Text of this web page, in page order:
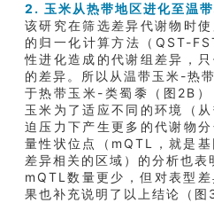
2. 玉米从热带地区进化至温
该研究在筛选差异代谢物时
的归一化计算方法（QST-
性进化造成的代谢组差异，
的差异。所以从温带玉米-热
于热带玉米-类蜀黍（图2B）
玉米为了适应不同的环境（
迫压力下产生更多的代谢物
量性状位点（mQTL，就是
差异相关的区域）的分析也
mQTL数量更少，但对表型
果也补充说明了以上结论（图